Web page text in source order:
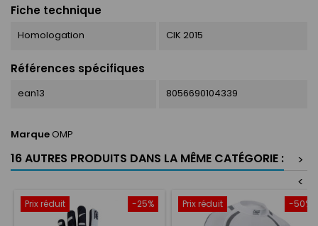
Fiche technique
Homologation CIK 2015
Références spécifiques
ean13 8056690104339
MarqueOMP
16 AUTRES PRODUITS DANS LA MÊME CATÉGORIE :
>
<
-25%
Prix réduit -50%
Prix réduit